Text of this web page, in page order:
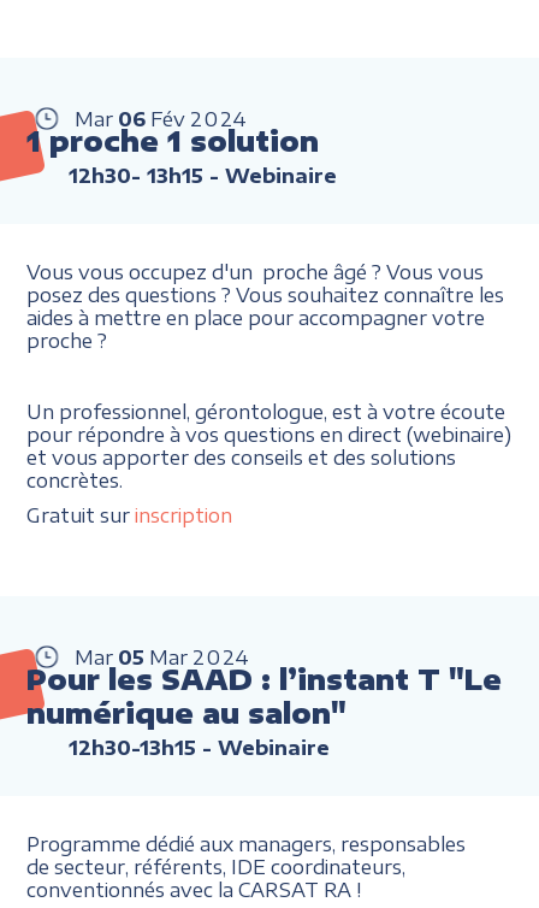
Mar 06 Fév 2024
1 proche 1 solution
12h30- 13h15 - Webinaire
Vous vous occupez d'un proche âgé ? Vous vous
posez des questions ? Vous souhaitez connaître les
aides à mettre en place pour accompagner votre
proche ?
Un professionnel, gérontologue, est à votre écoute
pour répondre à vos questions en direct (webinaire)
et vous apporter des conseils et des solutions
concrètes.
Gratuit surinscription
Mar 05 Mar 2024
Pour les SAAD : l’instant T "Le
numérique au salon"
12h30-13h15 - Webinaire
Programme dédié aux managers, responsables
de secteur, référents, IDE coordinateurs,
conventionnés avec la CARSAT RA !